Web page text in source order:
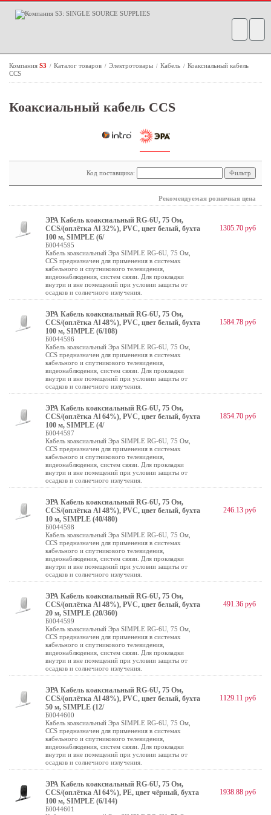
Компания S3 / Каталог товаров / Электротовары / Кабель / Коаксиальный кабель
CCS
Коаксиальный кабель CCS
Код поставщика:
Рекомендуемая розничная цена
ЭРА Кабель коаксиальный RG-6U, 75 Ом,
CCS/(оплётка Al 32%), PVC, цвет белый, бухта
100 м, SIMPLE (6/
Б0044595
Кабель коаксиальный Эра SIMPLE RG-6U, 75 Ом,
CCS предназначен для применения в системах
кабельного и спутникового телевидения,
видеонаблюдения, систем связи. Для прокладки
внутри и вне помещений при условии защиты от
осадков и солнечного излучения.
1305.70 руб
ЭРА Кабель коаксиальный RG-6U, 75 Ом,
CCS/(оплётка Al 48%), PVC, цвет белый, бухта
100 м, SIMPLE (6/108)
Б0044596
Кабель коаксиальный Эра SIMPLE RG-6U, 75 Ом,
CCS предназначен для применения в системах
кабельного и спутникового телевидения,
видеонаблюдения, систем связи. Для прокладки
внутри и вне помещений при условии защиты от
осадков и солнечного излучения.
1584.78 руб
ЭРА Кабель коаксиальный RG-6U, 75 Ом,
CCS/(оплётка Al 64%), PVC, цвет белый, бухта
100 м, SIMPLE (4/
Б0044597
Кабель коаксиальный Эра SIMPLE RG-6U, 75 Ом,
CCS предназначен для применения в системах
кабельного и спутникового телевидения,
видеонаблюдения, систем связи. Для прокладки
внутри и вне помещений при условии защиты от
осадков и солнечного излучения.
1854.70 руб
ЭРА Кабель коаксиальный RG-6U, 75 Ом,
CCS/(оплётка Al 48%), PVC, цвет белый, бухта
10 м, SIMPLE (40/480)
Б0044598
Кабель коаксиальный Эра SIMPLE RG-6U, 75 Ом,
CCS предназначен для применения в системах
кабельного и спутникового телевидения,
видеонаблюдения, систем связи. Для прокладки
внутри и вне помещений при условии защиты от
осадков и солнечного излучения.
246.13 руб
ЭРА Кабель коаксиальный RG-6U, 75 Ом,
CCS/(оплётка Al 48%), PVC, цвет белый, бухта
20 м, SIMPLE (20/360)
Б0044599
Кабель коаксиальный Эра SIMPLE RG-6U, 75 Ом,
CCS предназначен для применения в системах
кабельного и спутникового телевидения,
видеонаблюдения, систем связи. Для прокладки
внутри и вне помещений при условии защиты от
осадков и солнечного излучения.
491.36 руб
ЭРА Кабель коаксиальный RG-6U, 75 Ом,
CCS/(оплётка Al 48%), PVC, цвет белый, бухта
50 м, SIMPLE (12/
Б0044600
Кабель коаксиальный Эра SIMPLE RG-6U, 75 Ом,
CCS предназначен для применения в системах
кабельного и спутникового телевидения,
видеонаблюдения, систем связи. Для прокладки
внутри и вне помещений при условии защиты от
осадков и солнечного излучения.
1129.11 руб
ЭРА Кабель коаксиальный RG-6U, 75 Ом,
CCS/(оплётка Al 64%), PE, цвет чёрный, бухта
100 м, SIMPLE (6/144)
Б0044601
1938.88 руб